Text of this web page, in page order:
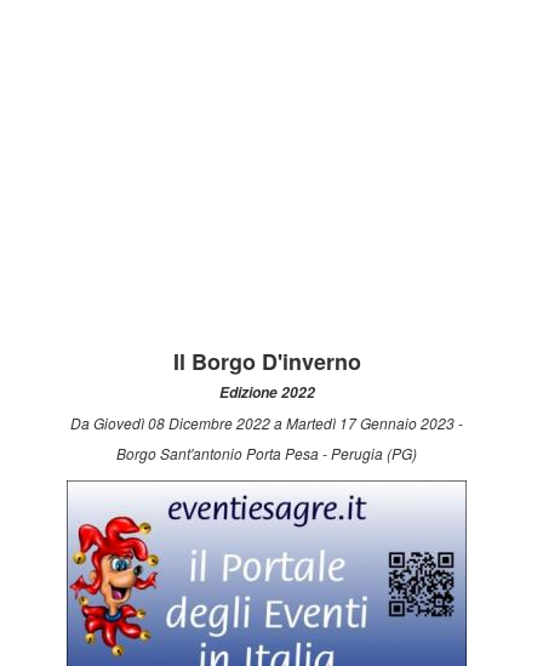
Il Borgo D'inverno
Edizione 2022
Da Giovedì 08 Dicembre 2022 a Martedì 17 Gennaio 2023 -
Borgo Sant'antonio Porta Pesa - Perugia (PG)